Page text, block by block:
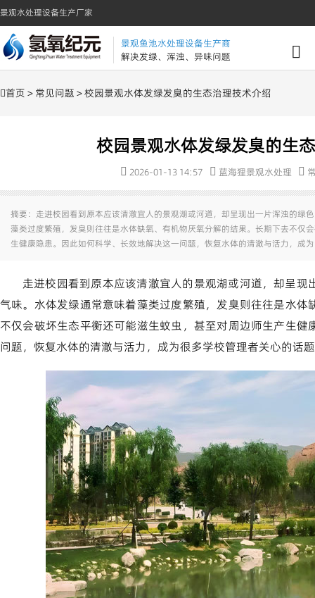
景观水处理设备生产厂家
景观鱼池水处理设备生产商
解决发绿、浑浊、异味问题
首页 > 常见问题 > 校园景观水体发绿发臭的生态治理技术介绍
校园景观水体发绿发臭的生
2026-01-13 14:57 蓝海狸景观水处理
摘要：走进校园看到原本应该清澈宜人的景观湖或河道，却呈现出一片浑浊的绿
藻类过度繁殖，发臭则往往是水体缺氧、有机物厌氧分解的结果。长期下去不仅
生健康隐患。因此如何科学、长效地解决这一问题，恢复水体的清澈与活力，成
走进校园看到原本应该清澈宜人的景观湖或河道，却呈
气味。水体发绿通常意味着藻类过度繁殖，发臭则往往是水
不仅会破坏生态平衡还可能滋生蚊虫，甚至对周边师生产生
问题，恢复水体的清澈与活力，成为很多学校管理者关心的话